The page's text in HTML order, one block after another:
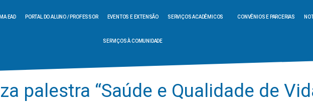
EAD PORTAL DO ALUNO / PROFESSOR EVENTOS E EXTENSÃO SERVIÇOS ACADÊMICOS CONVÊNIOS E PARCERIAS
SERVIÇOS À COMUNIDADE
palestra “Saúde e Qualidade de